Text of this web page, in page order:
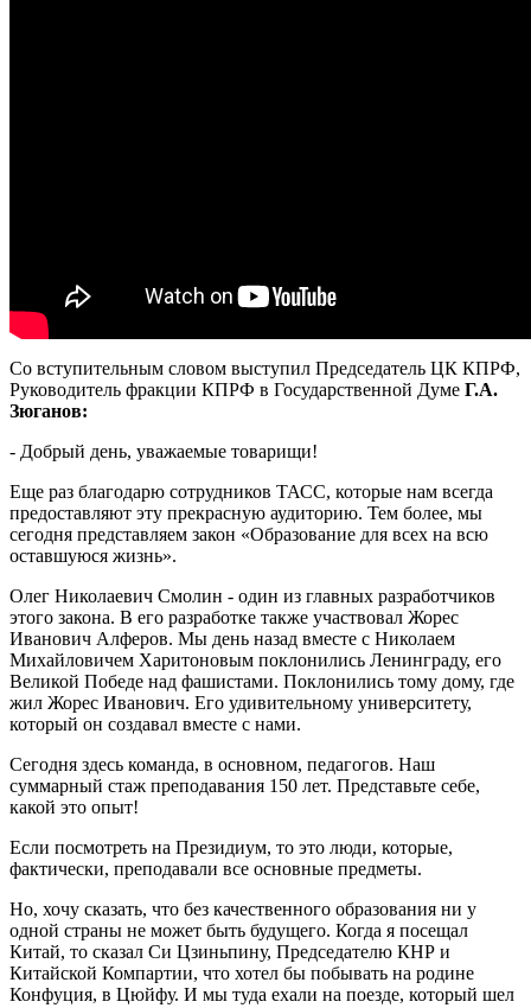
Со вступительным словом выступил Председатель ЦК КПРФ,
Руководитель фракции КПРФ в Государственной Думе Г.А.
Зюганов:
- Добрый день, уважаемые товарищи!
Еще раз благодарю сотрудников ТАСС, которые нам всегда
предоставляют эту прекрасную аудиторию. Тем более, мы
сегодня представляем закон «Образование для всех на всю
оставшуюся жизнь».
Олег Николаевич Смолин - один из главных разработчиков
этого закона. В его разработке также участвовал Жорес
Иванович Алферов. Мы день назад вместе с Николаем
Михайловичем Харитоновым поклонились Ленинграду, его
Великой Победе над фашистами. Поклонились тому дому, где
жил Жорес Иванович. Его удивительному университету,
который он создавал вместе с нами.
Сегодня здесь команда, в основном, педагогов. Наш
суммарный стаж преподавания 150 лет. Представьте себе,
какой это опыт!
Если посмотреть на Президиум, то это люди, которые,
фактически, преподавали все основные предметы.
Но, хочу сказать, что без качественного образования ни у
одной страны не может быть будущего. Когда я посещал
Китай, то сказал Си Цзиньпину, Председателю КНР и
Китайской Компартии, что хотел бы побывать на родине
Конфуция, в Цюйфу. И мы туда ехали на поезде, который шел